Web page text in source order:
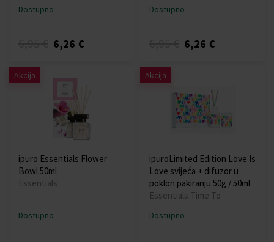
Dostupno
6,26 €
Dostupno
6,26 €
Akcija
ipuro Essentials Flower
Bowl 50ml
Essentials
Dostupno
Akcija
ipuroLimited Edition Love Is
Love svijeća + difuzor u
poklon pakiranju 50g / 50ml
Essentials Time To
Dostupno